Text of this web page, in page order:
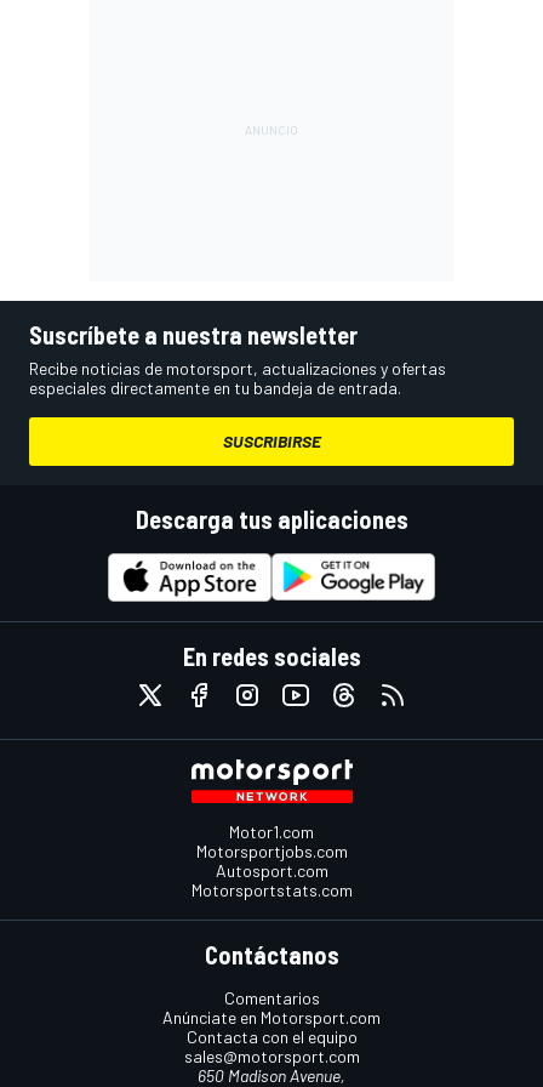
Suscríbete a nuestra newsletter
Recibe noticias de motorsport, actualizaciones y ofertas
especiales directamente en tu bandeja de entrada.
SUSCRIBIRSE
Descarga tus aplicaciones
En redes sociales
Motor1.com
Motorsportjobs.com
Autosport.com
Motorsportstats.com
Contáctanos
Comentarios
Anúnciate en Motorsport.com
Contacta con el equipo
sales@motorsport.com
650 Madison Avenue,